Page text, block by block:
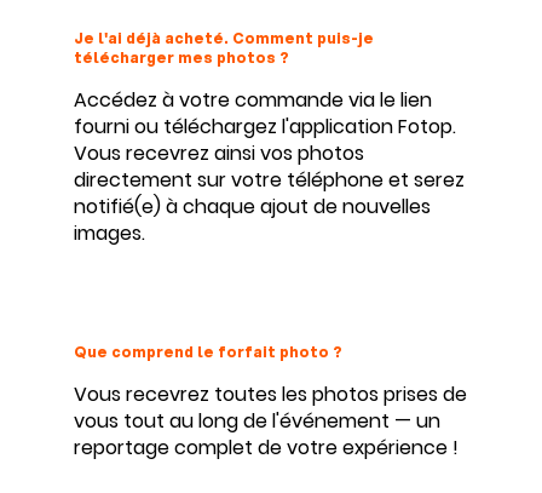
Je l'ai déjà acheté. Comment puis-je
télécharger mes photos ?
Accédez à votre commande via le lien
fourni ou téléchargez l'application Fotop.
Vous recevrez ainsi vos photos
directement sur votre téléphone et serez
notifié(e) à chaque ajout de nouvelles
images.
Que comprend le forfait photo ?
Vous recevrez toutes les photos prises de
vous tout au long de l'événement — un
reportage complet de votre expérience !